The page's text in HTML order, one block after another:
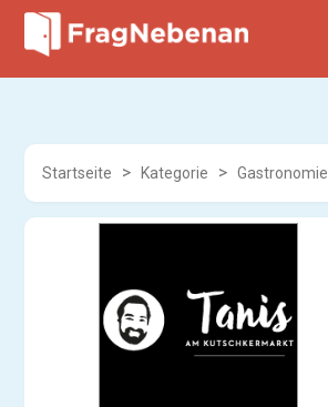
Startseite Kategorie Gastronomie